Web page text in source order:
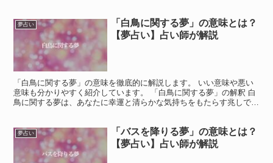
夢占い
「白鳥に関する夢」の意味とは？
【夢占い】占い師が解説
「白鳥に関する夢」の意味を徹底的に解説します。 いい意味や悪い
意味も分かりやすく紹介しています。 「白鳥に関する夢」の解釈 白
鳥に関する夢は、あなたに幸運と清らかな気持ちをもたらす兆しで
夢占い
「バスを降りる夢」の意味とは？
【夢占い】占い師が解説